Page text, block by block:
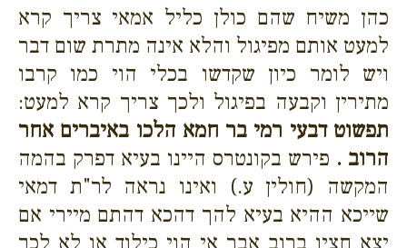
כהן משיח שהם כולן כליל אמאי צריך קרא
למעט אותם מפיגול והלא אינה מתרת שום דבר
ויש לומר כיון שקדשו בכלי הוי כמו קרבו
מתירין וקבעה בפיגול ולכך צריך קרא למעט:
תפשוט דבעי רמי בר חמא הלכו באיברים אחר
הרוב . פירש בקונטרס היינו בעיא דפרק בהמה
המקשה (חולין ע.) ואינו נראה לר"ת דמאי
שייכא ההיא בעיא להך דהכא דהתם מיירי אם